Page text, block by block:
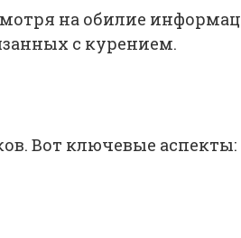
на обилие
с курением.
Вот ключевые аспекты: